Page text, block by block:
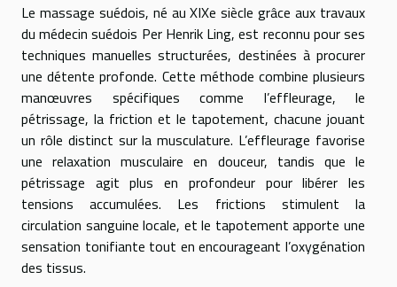
Le massage suédois, né au XIXe siècle grâce aux travaux
du médecin suédois Per Henrik Ling, est reconnu pour ses
techniques manuelles structurées, destinées à procurer
une détente profonde. Cette méthode combine plusieurs
manœuvres spécifiques comme l’effleurage, le
pétrissage, la friction et le tapotement, chacune jouant
un rôle distinct sur la musculature. L’effleurage favorise
une relaxation musculaire en douceur, tandis que le
pétrissage agit plus en profondeur pour libérer les
tensions accumulées. Les frictions stimulent la
circulation sanguine locale, et le tapotement apporte une
sensation tonifiante tout en encourageant l’oxygénation
des tissus.